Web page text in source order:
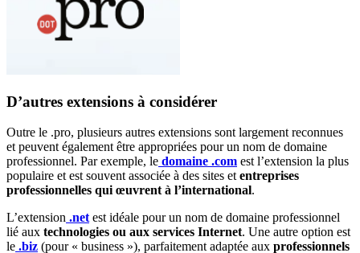
D’autres extensions à considérer
Outre le .pro, plusieurs autres extensions sont largement reconnues
et peuvent également être appropriées pour un nom de domaine
professionnel. Par exemple, le domaine .com est l’extension la plus
populaire et est souvent associée à des sites etentreprises
professionnelles qui œuvrent à l’international.
L’extension .netest idéale pour un nom de domaine professionnel
lié aux technologies ou aux services Internet. Une autre option est
le .biz (pour « business »), parfaitement adaptée aux professionnels